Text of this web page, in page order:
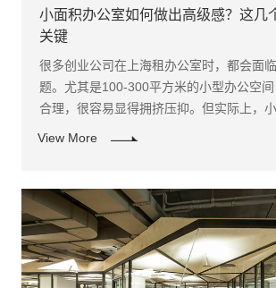
小面积办公室如何做出高级感？这几
关键
很多创业公司在上海租办公室时，都会面
题。尤其是100-300平方米的小型办公空
合理，很容易显得拥挤压抑。但实际上，
View More